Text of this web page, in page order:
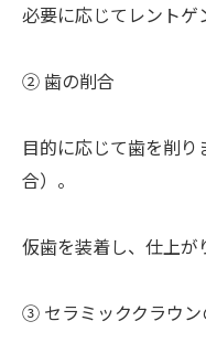
必要に応じてレントゲ
② 歯の削合
目的に応じて歯を削
合）。
仮歯を装着し、仕上が
③ セラミッククラウ